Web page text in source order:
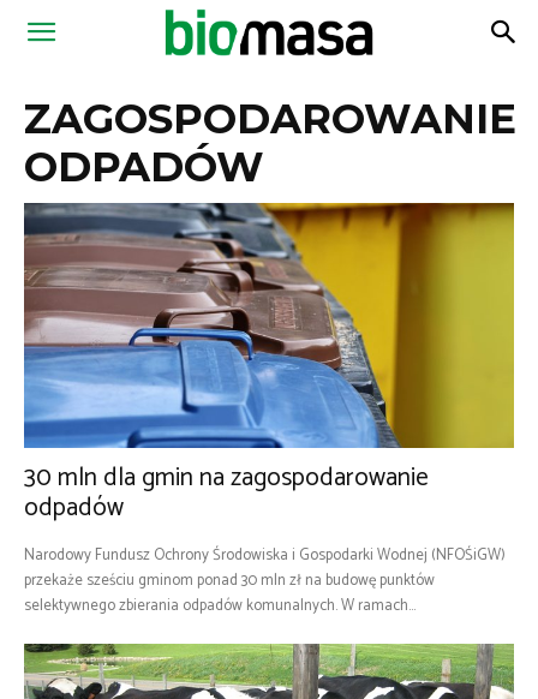
Magazyn
ZAGOSPODAROWANIE
ODPADÓW
30 mln dla gmin na zagospodarowanie
odpadów
Narodowy Fundusz Ochrony Środowiska i Gospodarki Wodnej (NFOŚiGW)
przekaże sześciu gminom ponad 30 mln zł na budowę punktów
selektywnego zbierania odpadów komunalnych. W ramach...